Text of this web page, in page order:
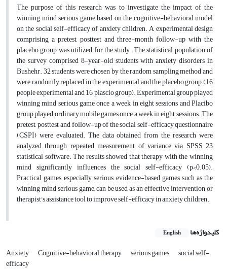
The purpose of this research was to investigate the impact of the
winning mind serious game based on the cognitive-behavioral model
on the social self-efficacy of anxiety children. A experimental design
comprising a pretest, posttest and three-month follow-up with the
placebo group was utilized for the study. The statistical population of
the survey comprised 8-year-old students with anxiety disorders in
Bushehr. 32 students were chosen by the random sampling method and
were randomly replaced in the experimental and the placebo group (16
people experimental and 16 plascio group). Experimental group played
winning mind serious game once a week in eight sessions and Placibo
group played ordinary mobile games once a week in eight sessions. The
pretest, posttest, and follow-up of the social self-efficacy questionnaire
(CSPI) were evaluated. The data obtained from the research were
analyzed through repeated measurement of variance via SPSS 23
statistical software. The results showed that therapy with the winning
mind significantly influences the social self-efficacy (p<0.05).
Practical games, especially serious evidence-based games such as the
winning mind serious game, can be used as an effective intervention or
therapist's assistance tool to improve self-efficacy in anxiety children.
کلیدواژه‌ها English
Anxiety Cognitive-behavioral therapy serious games social self-
efficacy